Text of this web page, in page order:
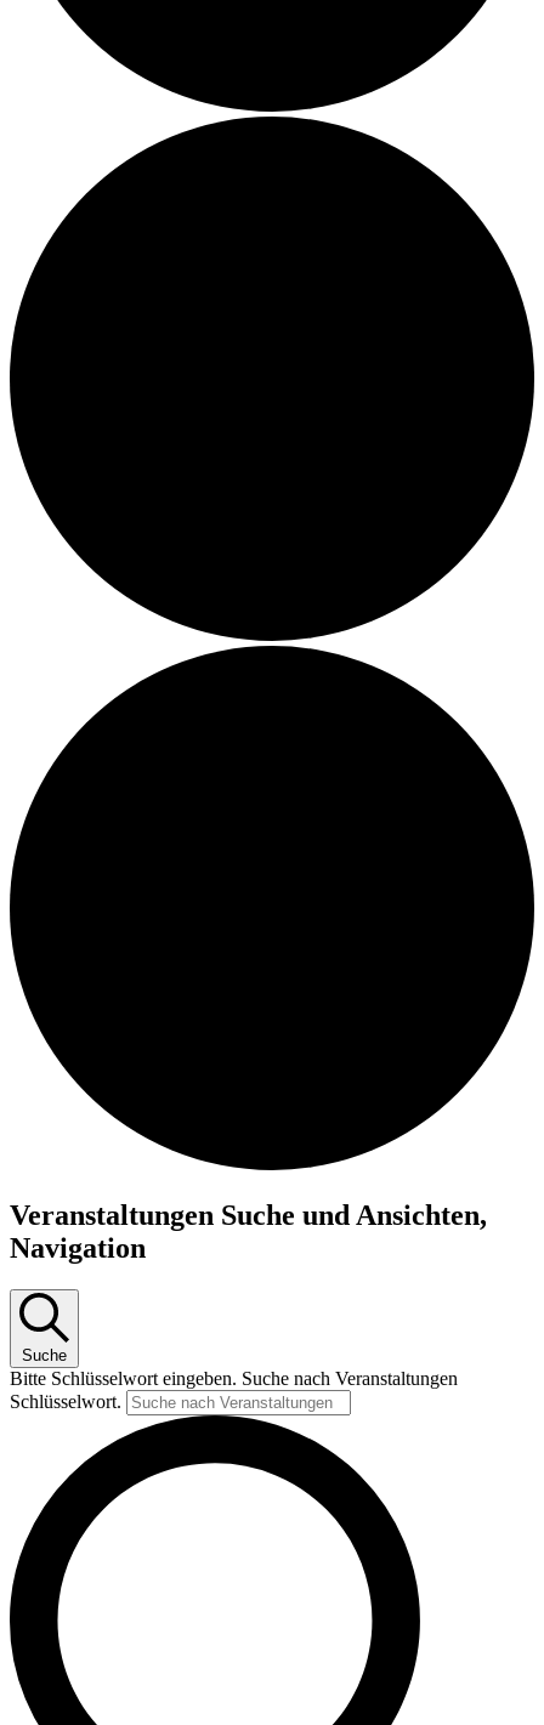
Veranstaltungen
Veranstaltungen Suche und Ansichten,
Navigation
Suche
Bitte Schlüsselwort eingeben. Suche nach Veranstaltungen
Schlüsselwort.